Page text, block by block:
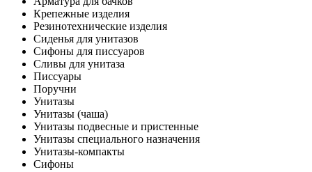
Крепежные изделия
Резинотехнические изделия
Сиденья для унитазов
Сифоны для писсуаров
Сливы для унитаза
Писсуары
Поручни
Унитазы
Унитазы (чаша)
Унитазы подвесные и пристенные
Унитазы специального назначения
Унитазы-компакты
Сифоны